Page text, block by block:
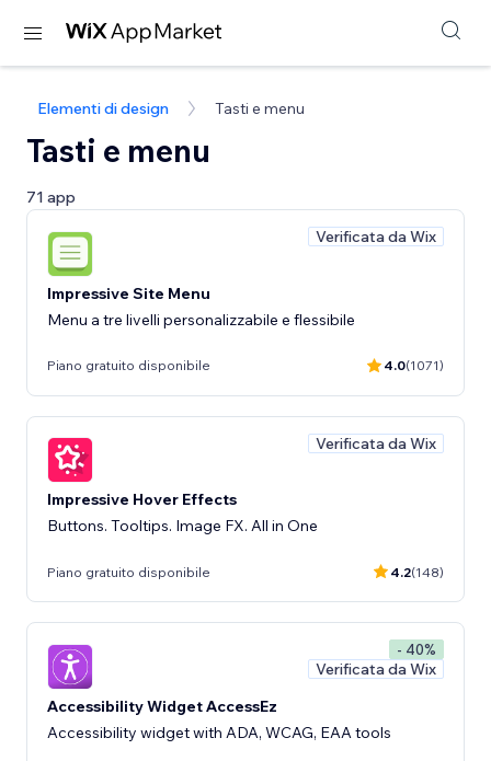
Elementi di design Tasti e menu
Tasti e menu
71 app
Verificata da Wix
Impressive Site Menu
Menu a tre livelli personalizzabile e flessibile
Piano gratuito disponibile 4.0(1071)
Verificata da Wix
Impressive Hover Effects
Buttons. Tooltips. Image FX. All in One
Piano gratuito disponibile 4.2(148)
- 40%
Verificata da Wix
Accessibility Widget AccessEz
Accessibility widget with ADA, WCAG, EAA tools